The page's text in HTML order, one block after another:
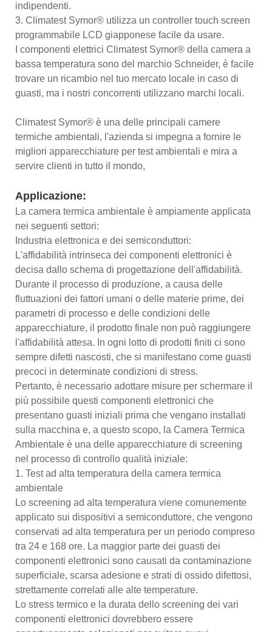
indipendenti.
3. Climatest Symor® utilizza un controller touch screen
programmabile LCD giapponese facile da usare.
I componenti elettrici Climatest Symor® della camera a
bassa temperatura sono del marchio Schneider, è facile
trovare un ricambio nel tuo mercato locale in caso di
guasti, ma i nostri concorrenti utilizzano marchi locali.
Climatest Symor® è una delle principali camere
termiche ambientali, l'azienda si impegna a fornire le
migliori apparecchiature per test ambientali e mira a
servire clienti in tutto il mondo,
Applicazione:
La camera termica ambientale è ampiamente applicata
nei seguenti settori:
Industria elettronica e dei semiconduttori:
L'affidabilità intrinseca dei componenti elettronici è
decisa dallo schema di progettazione dell'affidabilità.
Durante il processo di produzione, a causa delle
fluttuazioni dei fattori umani o delle materie prime, dei
parametri di processo e delle condizioni delle
apparecchiature, il prodotto finale non può raggiungere
l'affidabilità attesa. In ogni lotto di prodotti finiti ci sono
sempre difetti nascosti, che si manifestano come guasti
precoci in determinate condizioni di stress.
Pertanto, è necessario adottare misure per schermare il
più possibile questi componenti elettronici che
presentano guasti iniziali prima che vengano installati
sulla macchina e, a questo scopo, la Camera Termica
Ambientale è una delle apparecchiature di screening
nel processo di controllo qualità iniziale:
1. Test ad alta temperatura della camera termica
ambientale
Lo screening ad alta temperatura viene comunemente
applicato sui dispositivi a semiconduttore, che vengono
conservati ad alta temperatura per un periodo compreso
tra 24 e 168 ore. La maggior parte dei guasti dei
componenti elettronici sono causati da contaminazione
superficiale, scarsa adesione e strati di ossido difettosi,
strettamente correlati alle alte temperature.
Lo stress termico e la durata dello screening dei vari
componenti elettronici dovrebbero essere